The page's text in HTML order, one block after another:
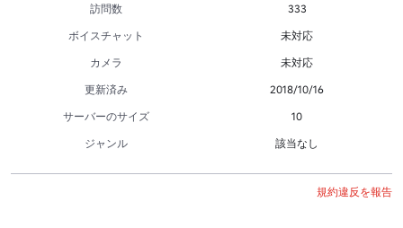
訪問数
333
ボイスチャット
未対応
カメラ
未対応
更新済み
2018/10/16
サーバーのサイズ
10
ジャンル
該当なし
規約違反を報告